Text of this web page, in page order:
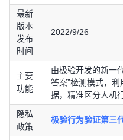
最新
版本
发布
时间
2022/9/26
主要
功能
由极验开发的新一
答案”检测模式，
据，精准区分人机
隐私
政策
极验行为验证第三